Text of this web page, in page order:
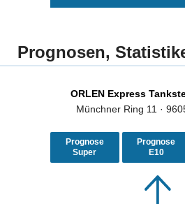
Prognosen,
ORLEN Express
Münchner Ring 11 ·
Prognose
Super
Prognose
E10